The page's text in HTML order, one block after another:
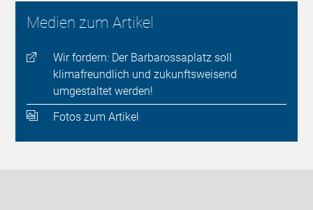
Medien zum Artikel
Wir fordern: Der Barbarossaplatz soll
klimafreundlich und zukunftsweisend
umgestaltet werden!
Fotos zum Artikel